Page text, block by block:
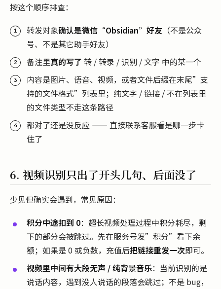
按这个顺序排查：
转发对象确认是微信“Obsidian”好友 （不是公众
号、不是其它助手好友）
备注里真的写了 转 / 转录 / 识别 / 文字 中的某一个
内容是图片、语音、视频，或者文件后缀在末尾”支
持的文件格式”列表里；纯文字 / 链接 / 不在列表里
的文件类型不走这条路径
都对了还是没反应 —— 直接联系客服看是哪一步卡
住了
6. 视频识别只出了开头几句、后面没了
少见但确实会遇到，常见原因：
积分中途扣到 0：超长视频处理过程中积分耗尽，剩
下的部分会被跳过。先在服务号发”积分”看下余
额；如果是 0 或负数，充值后把链接重发一次即可。
视频里中间有大段无声 / 纯背景音乐：当前识别的是
说话内容，遇到没人说话的段落会跳过；不是 bug，